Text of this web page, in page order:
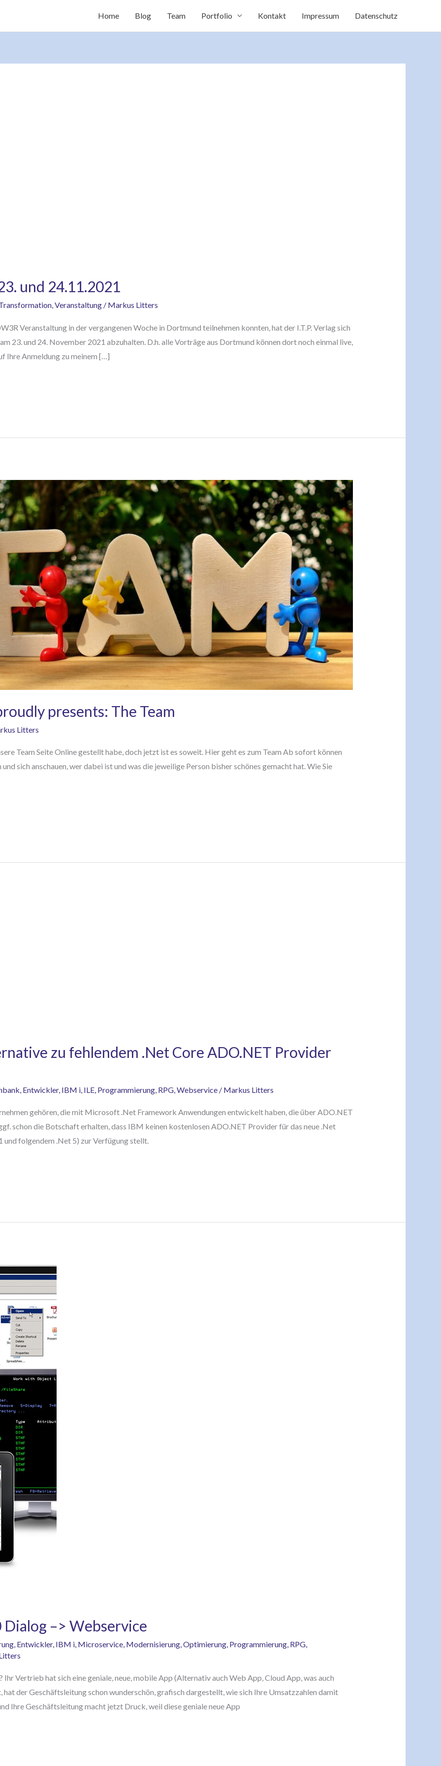
Home Blog Team Portfolio Kontakt Impressum Datenschutz
und 24.11.2021
,Veranstaltung/ Markus Litters
Veranstaltung in der vergangenen Woche in Dortmund teilnehmen konnten, hat der I.T.P. Verlag sich
23. und 24. November 2021 abzuhalten. D.h. alle Vorträge aus Dortmund können dort noch einmal live,
Ihre Anmeldung zu meinem […]
presents: The Team
Litters
Team Seite Online gestellt habe, doch jetzt ist es soweit. Hier geht es zum Team Ab sofort können
sich anschauen, wer dabei ist und was die jeweilige Person bisher schönes gemacht hat. Wie Sie
zu fehlendem .Net Core ADO.NET Provider
, Entwickler, IBM i, ILE, Programmierung, RPG,Webservice/ Markus Litters
gehören, die mit Microsoft .Net Framework Anwendungen entwickelt haben, die über ADO.NET
schon die Botschaft erhalten, dass IBM keinen kostenlosen ADO.NET Provider für das neue .Net
und folgendem .Net 5) zur Verfügung stellt.
–> Webservice
, Entwickler, IBM i, Microservice, Modernisierung,Optimierung, Programmierung, RPG,
Ihr Vertrieb hat sich eine geniale, neue, mobile App (Alternativ auch Web App, Cloud App, was auch
hat der Geschäftsleitung schon wunderschön, grafisch dargestellt, wie sich Ihre Umsatzzahlen damit
Ihre Geschäftsleitung macht jetzt Druck, weil diese geniale neue App